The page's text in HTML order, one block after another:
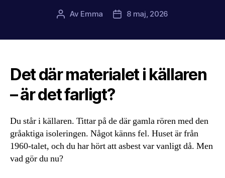
Inläggsförfattare
Av Emma Inläggsdatum
8 maj, 2026
Det där materialet i källaren
– är det farligt?
Du står i källaren. Tittar på de där gamla rören med den
gråaktiga isoleringen. Något känns fel. Huset är från
1960-talet, och du har hört att asbest var vanligt då. Men
vad gör du nu?